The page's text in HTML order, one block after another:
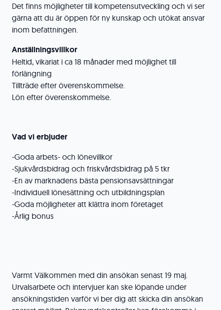
Det finns möjligheter till kompetensutveckling och vi ser
gärna att du är öppen för ny kunskap och utökat ansvar
inom befattningen.
Anställningsvillkor
Heltid, vikariat i ca 18 månader med möjlighet till
förlängning
Tillträde efter överenskommelse.
Lön efter överenskommelse.
Vad vi erbjuder
-Goda arbets- och lönevillkor
-Sjukvårdsbidrag och friskvårdsbidrag på 5 tkr
-En av marknadens bästa pensionsavsättningar
-Individuell lönesättning och utbildningsplan
-Goda möjligheter att klättra inom företaget
-Årlig bonus
Varmt Välkommen med din ansökan senast 19 maj.
Urvalsarbete och intervjuer kan ske löpande under
ansökningstiden varför vi ber dig att skicka din ansökan